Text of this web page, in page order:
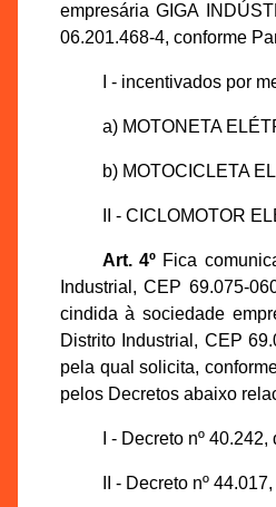
empresária GIGA
06.201.468-4, conforme
I - incentivados por
a) MOTONETA
b) MOTOCICLETA
II - CICLOMOTOR
Art. 4ºFica
Industrial, CEP 69.075-
cindida à sociedade
Distrito Industrial, CEP
pela qual solicita,
pelos Decretos abaixo
I - Decreto nº
II - Decreto nº